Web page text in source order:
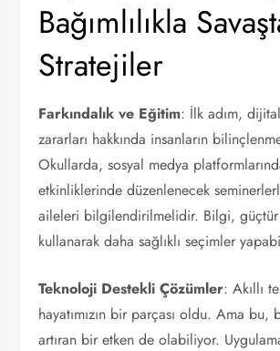
Bağımlılıkla
Stratejiler
Farkındalık ve Eğitim: İlk adım,
zararları hakkında insanların
Okullarda, sosyal medya
etkinliklerinde düzenlenecek
aileleri bilgilendirilmelidir. Bilgi,
kullanarak daha sağlıklı seçimler
Teknoloji Destekli Çözümler: Akıllı
hayatımızın bir parçası oldu. Ama bu,
artıran bir etken de olabiliyor.